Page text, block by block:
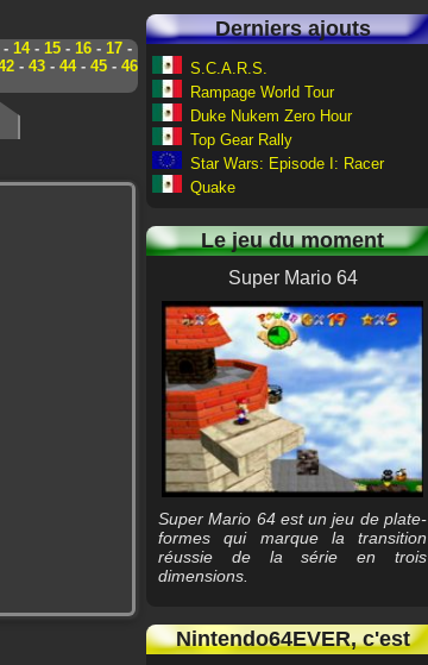
- 14- 15 - 16 - 17 -
- 43- 44- 45- 46
Derniers ajouts
S.C.A.R.S.
Rampage World Tour
Duke Nukem Zero Hour
Top Gear Rally
Star Wars: Episode I: Racer
Quake
Le jeu du moment
Super Mario 64
Super Mario 64 est un jeu de plate-
formes qui marque la transition
réussie de la série en trois
dimensions.
Nintendo64EVER, c'est